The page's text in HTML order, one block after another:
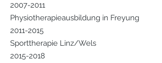
2007-2011
Physiotherapieausbildung in Freyung
2011-2015
Sporttherapie Linz/Wels
2015-2018